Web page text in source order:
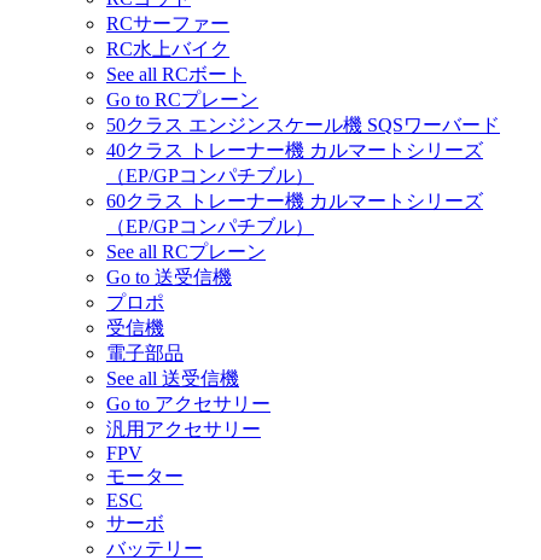
RCサーファー
RC水上バイク
See all RCボート
Go to RCプレーン
50クラス エンジンスケール機 SQSワーバード
40クラス トレーナー機 カルマートシリーズ
（EP/GPコンパチブル）
60クラス トレーナー機 カルマートシリーズ
（EP/GPコンパチブル）
See all RCプレーン
Go to 送受信機
プロポ
受信機
電子部品
See all 送受信機
Go to アクセサリー
汎用アクセサリー
FPV
モーター
ESC
サーボ
バッテリー